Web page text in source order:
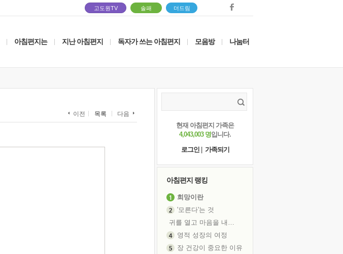
고도원TV 솔패 더드림
아침편지는 지난 아침편지 독자가 쓰는 아침편지 모음방 나눔터
이전 목록 다음
현재 아침편지 가족은
4,043,003 명입니다.
로그인
가족되기
아침편지 랭킹
희망이란
'모른다'는 것
귀를 열고 마음을 내어주고
영적 성장의 여정
장 건강이 중요한 이유